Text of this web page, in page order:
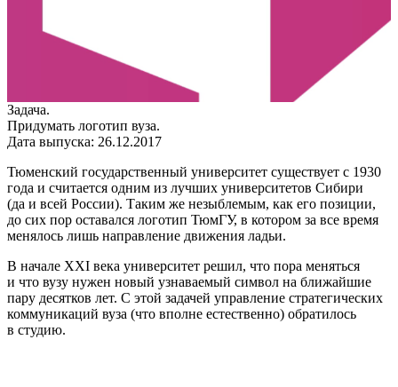
Логотип Тюменского государственного
университета
Мемасики
Задача.
Придумать логотип вуза.
Дата выпуска: 26.12.2017
Тюменский государственный университет существует с 1930
года и считается одним из лучших университетов Сибири
(да и всей России). Таким же незыблемым, как его позиции,
до сих пор оставался логотип ТюмГУ, в котором за все время
менялось лишь направление движения ладьи.
В начале XXI века университет решил, что пора меняться
и что вузу нужен новый узнаваемый символ на ближайшие
пару десятков лет. С этой задачей управление стратегических
коммуникаций вуза (что вполне естественно) обратилось
в студию.